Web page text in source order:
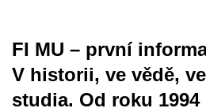
FI MU – první
V historii, ve vědě,
studia. Od roku